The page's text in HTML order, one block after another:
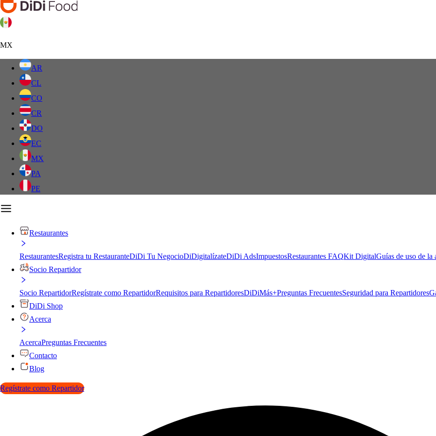
MX
AR
CL
CO
CR
DO
EC
MX
PA
PE
Restaurantes
RestaurantesRegistra tu RestauranteDiDi Tu NegocioDiDigitalízateDiDi AdsImpuestosRestaurantes FAQKit DigitalGuías de uso de la
Socio Repartidor
Socio RepartidorRegístrate como RepartidorRequisitos para RepartidoresDiDiMás+Preguntas FrecuentesSeguridad para Repartidores
DiDi Shop
Acerca
AcercaPreguntas Frecuentes
Contacto
Blog
Regístrate como Repartidor